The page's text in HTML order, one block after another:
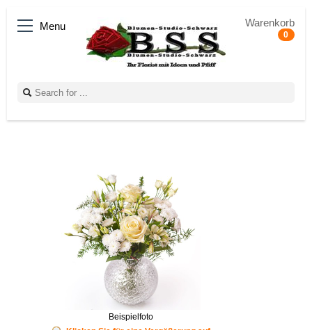
Menu Warenkorb
0
Beispielfoto